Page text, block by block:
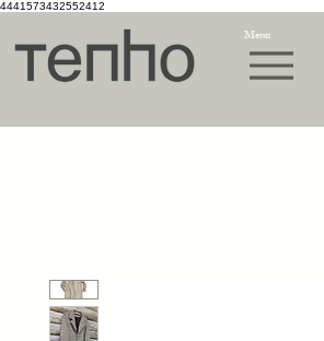
4441573432552412
Menu